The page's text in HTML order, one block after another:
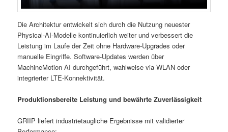
Die Architektur entwickelt sich durch die Nutzung neuester
Physical-AI-Modelle kontinuierlich weiter und verbessert die
Leistung im Laufe der Zeit ohne Hardware-Upgrades oder
manuelle Eingriffe. Software-Updates werden über
MachineMotion AI durchgeführt, wahlweise via WLAN oder
integrierter LTE-Konnektivität.
Produktionsbereite Leistung und bewährte Zuverlässigkeit
GRIIP liefert industrietaugliche Ergebnisse mit validierter